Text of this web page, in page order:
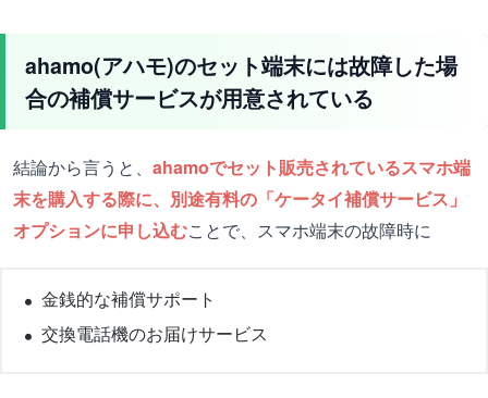
ahamo(アハモ)のセット端末には故障した場
合の補償サービスが用意されている
結論から言うと、 ahamoでセット販売されているスマホ端
末を購入する際に、別途有料の「ケータイ補償サービス」
オプションに申し込むことで、スマホ端末の故障時に
金銭的な補償サポート
交換電話機のお届けサービス